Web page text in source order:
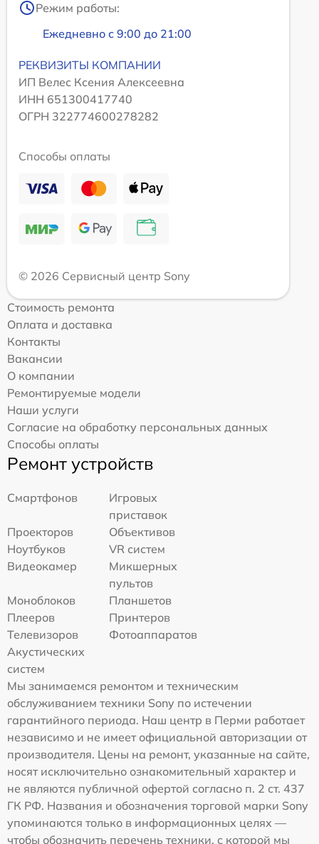
Режим работы:
Ежедневно с 9:00 до 21:00
РЕКВИЗИТЫ КОМПАНИИ
ИП Велес Ксения Алексеевна
ИНН 651300417740
ОГРН 322774600278282
Способы оплаты
© 2026 Сервисный центр Sony
Стоимость ремонта
Оплата и доставка
Контакты
Вакансии
О компании
Ремонтируемые модели
Наши услуги
Согласие на обработку персональных данных
Способы оплаты
Ремонт устройств
Смартфонов
Игровых
приставок
Проекторов
Объективов
Ноутбуков
VR систем
Видеокамер
Микшерных
пультов
Моноблоков
Планшетов
Плееров
Принтеров
Телевизоров
Фотоаппаратов
Акустических
систем
Мы занимаемся ремонтом и техническим
обслуживанием техники Sony по истечении
гарантийного периода. Наш центр в Перми работает
независимо и не имеет официальной авторизации от
производителя. Цены на ремонт, указанные на сайте,
носят исключительно ознакомительный характер и
не являются публичной офертой согласно п. 2 ст. 437
ГК РФ. Названия и обозначения торговой марки Sony
упоминаются только в информационных целях —
чтобы обозначить перечень техники, с которой мы